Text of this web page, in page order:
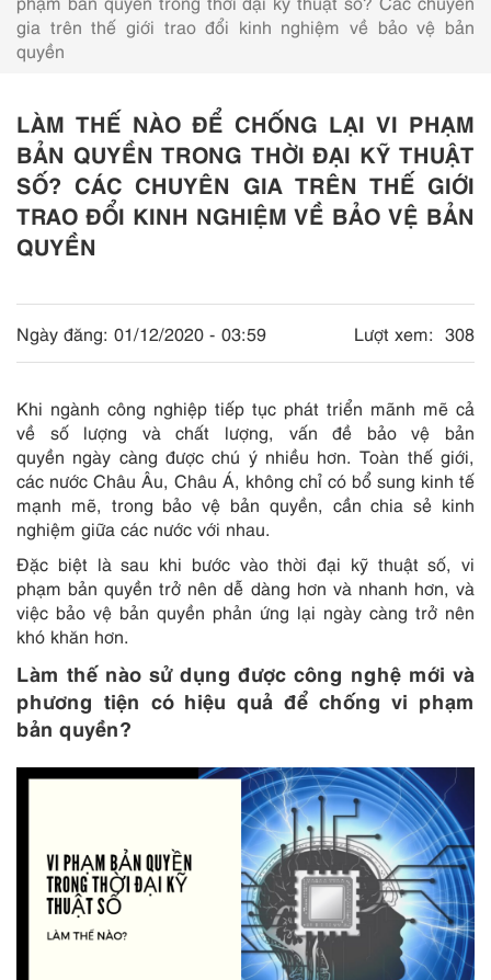
gia trên thế giới trao đổi kinh nghiệm về bảo vệ bản
quyền
LÀM THẾ NÀO ĐỂ CHỐNG LẠI VI PHẠM
BẢN QUYỀN TRONG THỜI ĐẠI KỸ THUẬT
SỐ? CÁC CHUYÊN GIA TRÊN THẾ GIỚI
TRAO ĐỔI KINH NGHIỆM VỀ BẢO VỆ BẢN
QUYỀN
Ngày đăng: 01/12/2020 - 03:59 Lượt xem: 308
Khi ngành công nghiệp tiếp tục phát triển mãnh mẽ cả
về số lượng và chất lượng, vấn đề bảo vệ bản
quyền ngày càng được chú ý nhiều hơn. Toàn thế giới,
các nước Châu Âu, Châu Á, không chỉ có bổ sung kinh tế
mạnh mẽ, trong bảo vệ bản quyền, cần chia sẻ kinh
nghiệm giữa các nước với nhau.
Đặc biệt là sau khi bước vào thời đại kỹ thuật số, vi
phạm bản quyền trở nên dễ dàng hơn và nhanh hơn, và
việc bảo vệ bản quyền phản ứng lại ngày càng trở nên
khó khăn hơn.
Làm thế nào sử dụngđượccông nghệ mới và
phương tiện có hiệu quả để chống vi phạm
bản quyền?